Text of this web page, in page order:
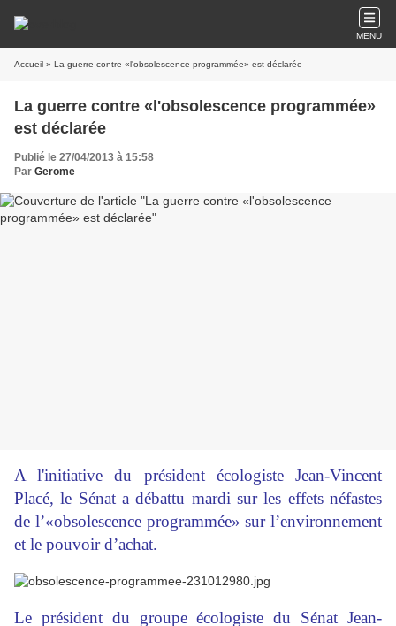
MENU
Accueil » La guerre contre «l'obsolescence programmée» est déclarée
La guerre contre «l'obsolescence programmée»
est déclarée
Publié le 27/04/2013 à 15:58
Par Gerome
A l'initiative du président écologiste Jean-Vincent
Placé, le Sénat a débattu mardi sur les effets néfastes
de l’«obsolescence programmée» sur l’environnement
et le pouvoir d’achat.
Le président du groupe écologiste du Sénat Jean-